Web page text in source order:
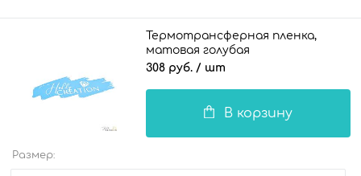
Термотрансферная пленка,
матовая голубая
308 руб. / шт
В корзину
Размер: